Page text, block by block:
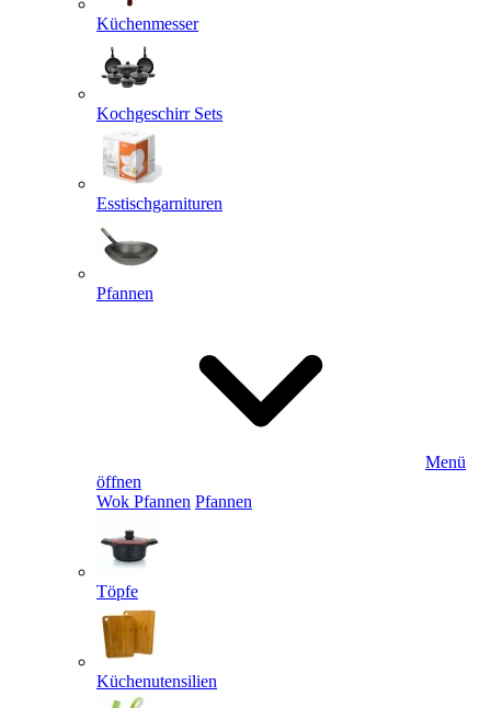
Küchenmesser
Kochgeschirr Sets
Esstischgarnituren
Pfannen
Menü
öffnen
Wok Pfannen Pfannen
Töpfe
Küchenutensilien